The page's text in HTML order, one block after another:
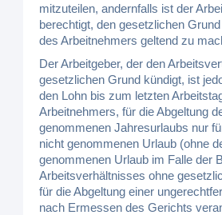
mitzuteilen, andernfalls ist der
berechtigt, den gesetzlichen
des Arbeitnehmers geltend zu
Der Arbeitgeber, der den
gesetzlichen Grund kündigt, ist
den Lohn bis zum letzten
Arbeitnehmers, für die Abgeltung
genommenen Jahresurlaubs nur
nicht genommenen Urlaub (ohne
genommenen Urlaub im Falle der
Arbeitsverhältnisses ohne
für die Abgeltung einer
nach Ermessen des Gerichts